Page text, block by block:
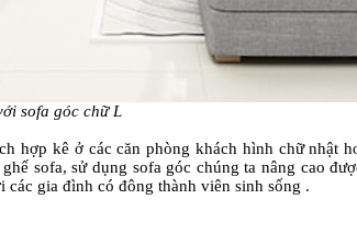
sofa góc chữ L
hợp kê ở các căn phòng khách hình chữ nhật
sofa, sử dụng sofa góc chúng ta nâng cao
gia đình có đông thành viên sinh sống .